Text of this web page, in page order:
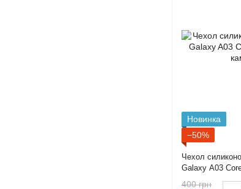
Новинка
−50%
Чехол
Galaxy A03
камеры)
400 грн